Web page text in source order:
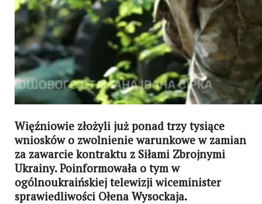
Więźniowie złożyli już ponad trzy tysiące
wniosków o zwolnienie warunkowe w zamian
za zawarcie kontraktu z Siłami Zbrojnymi
Ukrainy. Poinformowała o tym w
ogólnoukraińskiej telewizji wiceminister
sprawiedliwości Ołena Wysockaja.